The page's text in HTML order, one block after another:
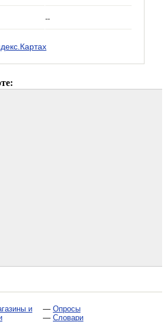
--
и
— Опросы
— Словари